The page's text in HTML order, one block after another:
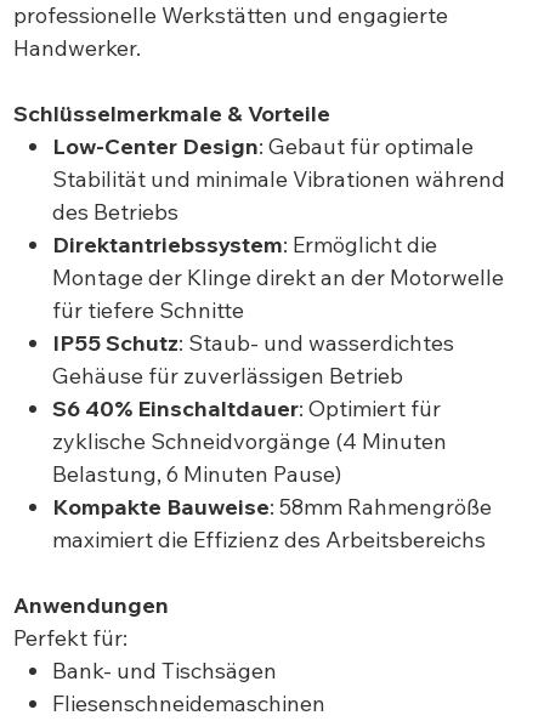
professionelle Werkstätten und engagierte
Handwerker.
Schlüsselmerkmale & Vorteile
Low-Center Design: Gebaut für optimale
Stabilität und minimale Vibrationen während
des Betriebs
Direktantriebssystem: Ermöglicht die
Montage der Klinge direkt an der Motorwelle
für tiefere Schnitte
IP55 Schutz: Staub- und wasserdichtes
Gehäuse für zuverlässigen Betrieb
S6 40% Einschaltdauer: Optimiert für
zyklische Schneidvorgänge (4 Minuten
Belastung, 6 Minuten Pause)
Kompakte Bauweise: 58mm Rahmengröße
maximiert die Effizienz des Arbeitsbereichs
Anwendungen
Perfekt für:
Bank- und Tischsägen
Fliesenschneidemaschinen